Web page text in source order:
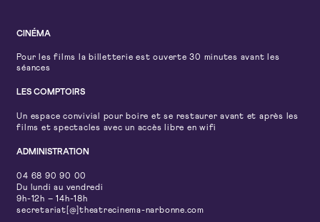
CINÉMA
Pour les films la billetterie est ouverte 30 minutes avant les
séances
LES COMPTOIRS
Un espace convivial pour boire et se restaurer avant et après les
films et spectacles avec un accès libre en wifi
ADMINISTRATION
04 68 90 90 00
Du lundi au vendredi
9h-12h – 14h-18h
secretariat[@]theatrecinema-narbonne.com